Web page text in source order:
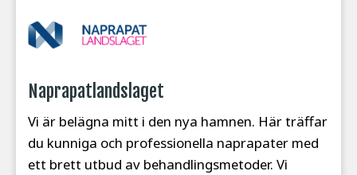
Naprapatlandslaget
Vi är belägna mitt i den nya hamnen. Här träffar
du kunniga och professionella naprapater med
ett brett utbud av behandlingsmetoder. Vi